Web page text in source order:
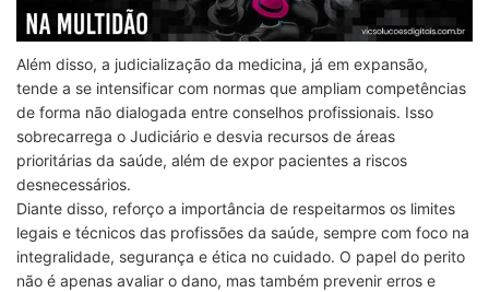
Além disso, a judicialização da medicina, já em expansão,
tende a se intensificar com normas que ampliam competências
de forma não dialogada entre conselhos profissionais. Isso
sobrecarrega o Judiciário e desvia recursos de áreas
prioritárias da saúde, além de expor pacientes a riscos
desnecessários.
Diante disso, reforço a importância de respeitarmos os limites
legais e técnicos das profissões da saúde, sempre com foco na
integralidade, segurança e ética no cuidado. O papel do perito
não é apenas avaliar o dano, mas também prevenir erros e